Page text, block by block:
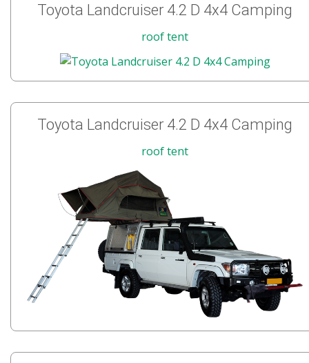
Toyota Landcruiser 4.2 D 4x4 Camping
roof tent
Toyota Landcruiser 4.2 D 4x4 Camping
roof tent